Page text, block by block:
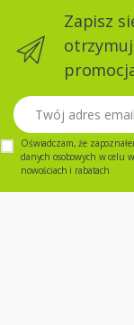
Zapisz
Twój adres email
Oświadczam, że
danych osobowych w celu
nowościach i rabatach